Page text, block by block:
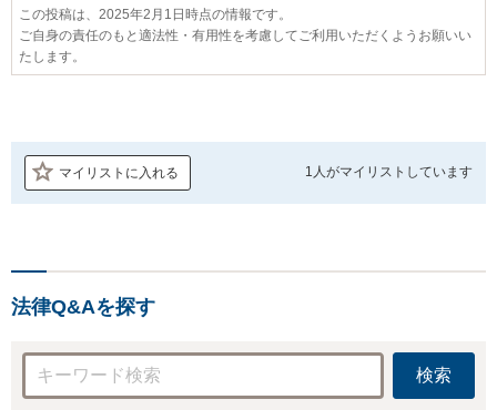
この投稿は、2025年2月1日時点の情報です。
ご自身の責任のもと適法性・有用性を考慮してご利用いただくようお願いい
たします。
マイリストに入れる 1人がマイリストしています
法律Q&Aを探す
検索